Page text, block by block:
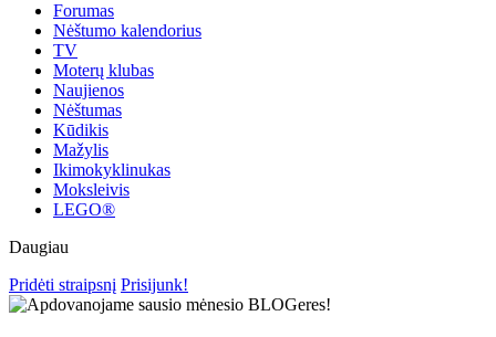
Forumas
Nėštumo kalendorius
TV
Moterų klubas
Naujienos
Nėštumas
Kūdikis
Mažylis
Ikimokyklinukas
Moksleivis
LEGO®
Daugiau
Pridėti straipsnį Prisijunk!